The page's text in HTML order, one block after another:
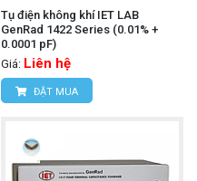
Tụ điện không khí IET LAB
GenRad 1422 Series (0.01% +
0.0001 pF)
Giá: Liên hệ
ĐẶT MUA